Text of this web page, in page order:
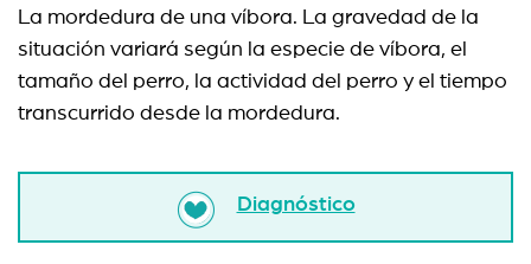
La mordedura de una víbora. La gravedad de la
situación variará según la especie de víbora, el
tamaño del perro, la actividad del perro y el tiempo
transcurrido desde la mordedura.
Diagnóstico